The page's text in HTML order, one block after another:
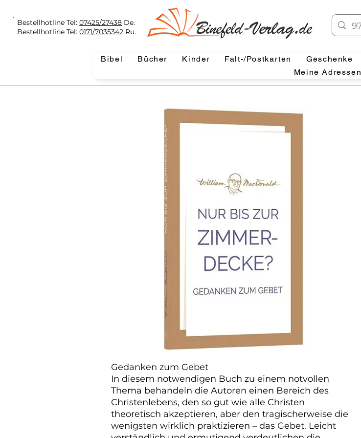
Bestellhotline Tel:07425/27438 De.
Bestellhotline Tel:0171/7035342 Ru.
Bibel Bücher Kinder Falt-/Postkarten Geschenke
Meine Adressen
Gedanken zum Gebet
In diesem notwendigen Buch zu einem notvollen
Thema behandeln die Autoren einen Bereich des
Christenlebens, den so gut wie alle Christen
theoretisch akzeptieren, aber den tragischerweise die
wenigsten wirklich praktizieren – das Gebet. Leicht